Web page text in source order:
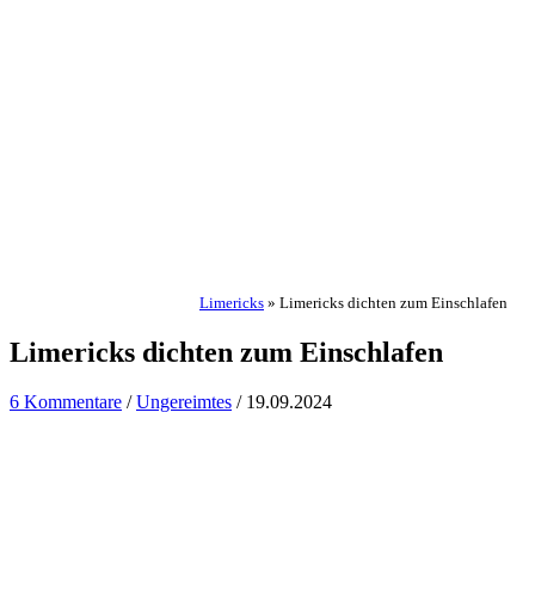
Limericks » Limericks dichten zum Einschlafen
Limericks dichten zum Einschlafen
6 Kommentare /Ungereimtes / 19.09.2024